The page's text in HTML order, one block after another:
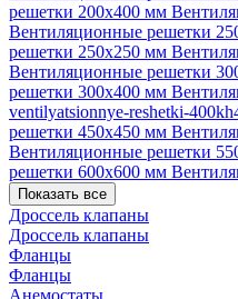
решетки 200х400 мм
Вентиляционные решетки
решетки 250х250 мм
Вентиляционные решетки
решетки 300х400 мм
ventilyatsionnye-reshetki-
решетки 450х450 мм
Вентиляционные решетки
решетки 600х600 мм
Показать все
Дроссель клапаны
Дроссель клапаны
Фланцы
Фланцы
Анемостаты